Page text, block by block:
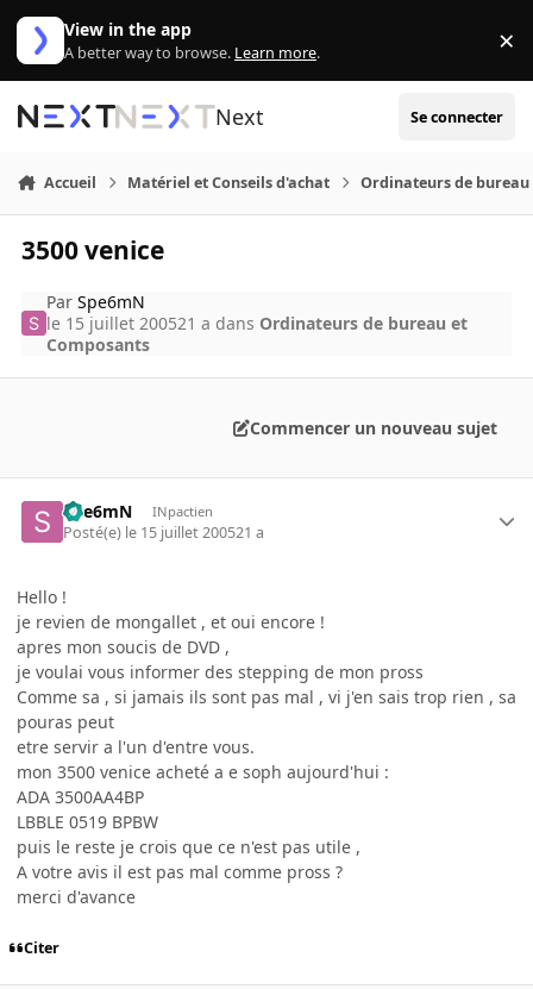
Aller au contenu
View in the app
A better way to browse. Learn more. ×
Next Se connecter
Accueil Matériel et Conseils d'achat Ordinateurs de bureau
3500 venice
ParSpe6mN
le 15 juillet 200521 a dans Ordinateurs de bureau et
Composants
Commencer un nouveau sujet
Spe6mN INpactien
Posté(e) le 15 juillet 200521 a
Hello !
je revien de mongallet , et oui encore !
apres mon soucis de DVD ,
je voulai vous informer des stepping de mon pross
Comme sa , si jamais ils sont pas mal , vi j'en sais trop rien , sa
pouras peut
etre servir a l'un d'entre vous.
mon 3500 venice acheté a e soph aujourd'hui :
ADA 3500AA4BP
LBBLE 0519 BPBW
puis le reste je crois que ce n'est pas utile ,
A votre avis il est pas mal comme pross ?
merci d'avance
Citer